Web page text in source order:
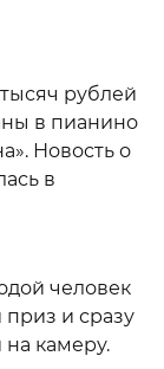
рублей
в пианино
Новость о
в
человек
и сразу
камеру.